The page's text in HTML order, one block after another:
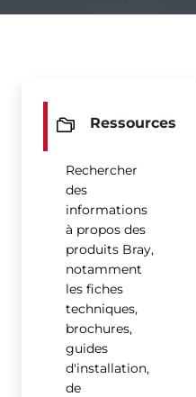
Ressources
Rechercher
des
informations
à propos des
produits Bray,
notamment
les fiches
techniques,
brochures,
guides
d'installation,
de